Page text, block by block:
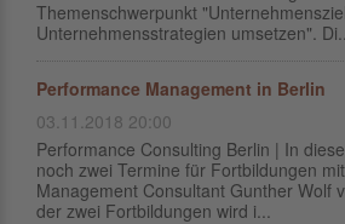
Themenschwerpunkt
Unternehmensstrategien umsetzen".
Performance Management in Berlin
03.11.2018 20:00
Performance Consulting Berlin | In
noch zwei Termine für Fortbildungen
Management Consultant Gunther Wolf
der zwei Fortbildungen wird i...